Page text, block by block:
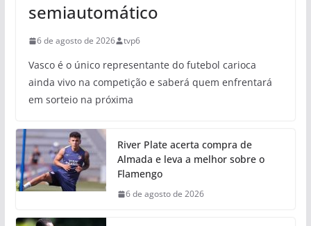
semiautomático
6 de agosto de 2026 tvp6
Vasco é o único representante do futebol carioca
ainda vivo na competição e saberá quem enfrentará
em sorteio na próxima
River Plate acerta compra de
Almada e leva a melhor sobre o
Flamengo
6 de agosto de 2026